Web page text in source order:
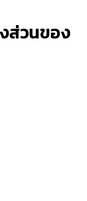
ส่วนของ